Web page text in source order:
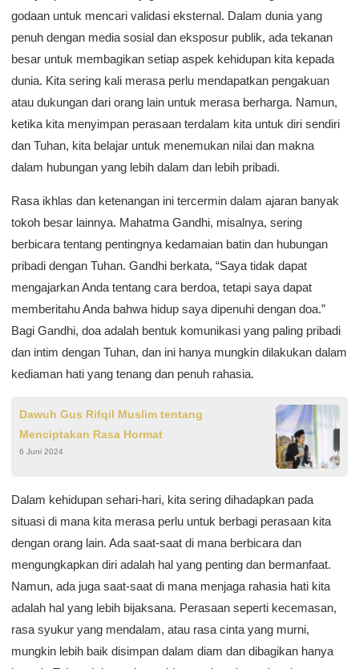
godaan untuk mencari validasi eksternal. Dalam dunia yang
penuh dengan media sosial dan eksposur publik, ada tekanan
besar untuk membagikan setiap aspek kehidupan kita kepada
dunia. Kita sering kali merasa perlu mendapatkan pengakuan
atau dukungan dari orang lain untuk merasa berharga. Namun,
ketika kita menyimpan perasaan terdalam kita untuk diri sendiri
dan Tuhan, kita belajar untuk menemukan nilai dan makna
dalam hubungan yang lebih dalam dan lebih pribadi.
Rasa ikhlas dan ketenangan ini tercermin dalam ajaran banyak
tokoh besar lainnya. Mahatma Gandhi, misalnya, sering
berbicara tentang pentingnya kedamaian batin dan hubungan
pribadi dengan Tuhan. Gandhi berkata, “Saya tidak dapat
mengajarkan Anda tentang cara berdoa, tetapi saya dapat
memberitahu Anda bahwa hidup saya dipenuhi dengan doa.”
Bagi Gandhi, doa adalah bentuk komunikasi yang paling pribadi
dan intim dengan Tuhan, dan ini hanya mungkin dilakukan dalam
kediaman hati yang tenang dan penuh rahasia.
Dawuh Gus Rifqil Muslim tentang
Menciptakan Rasa Hormat
6 Juni 2024
Dalam kehidupan sehari-hari, kita sering dihadapkan pada
situasi di mana kita merasa perlu untuk berbagi perasaan kita
dengan orang lain. Ada saat-saat di mana berbicara dan
mengungkapkan diri adalah hal yang penting dan bermanfaat.
Namun, ada juga saat-saat di mana menjaga rahasia hati kita
adalah hal yang lebih bijaksana. Perasaan seperti kecemasan,
rasa syukur yang mendalam, atau rasa cinta yang murni,
mungkin lebih baik disimpan dalam diam dan dibagikan hanya